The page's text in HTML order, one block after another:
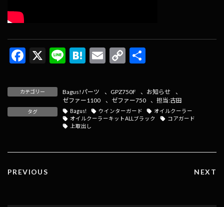
F
e
b
o
k
X
Li
e
H
e
n
a
E
ai
l
C
p
y
Li
k
カテゴリー Bagus!パーツ 、 GPZ750F 、 お知らせ
、
ゼファー1100
、 ゼファー750 、担当:古田
タグ Bagus! ウインターガード
オイルクーラー
オイルクーラーキットALLブラック
コアガード
上取出し
PREVIOUS NEXT